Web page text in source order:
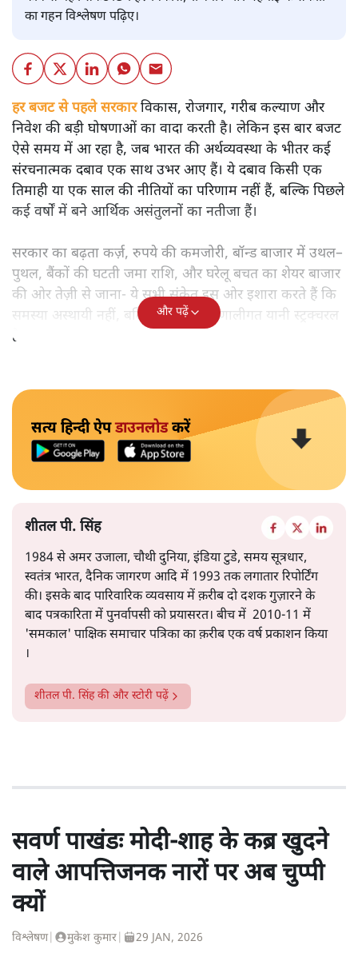
का गहन विश्लेषण पढ़िए।
हर बजट से पहले सरकारविकास, रोजगार, गरीब कल्याण और
निवेश की बड़ी घोषणाओं का वादा करती है। लेकिन इस बार बजट
ऐसे समय में आ रहा है, जब भारत की अर्थव्यवस्था के भीतर कई
संरचनात्मक दबाव एक साथ उभर आए हैं। ये दबाव किसी एक
तिमाही या एक साल की नीतियों का परिणाम नहीं हैं, बल्कि पिछले
कई वर्षों में बने आर्थिक असंतुलनों का नतीजा हैं।
सरकार का बढ़ता कर्ज़, रुपये की कमजोरी, बॉन्ड बाजार में उथल–
पुथल, बैंकों की घटती जमा राशि, और घरेलू बचत का शेयर बाजार
की ओर तेज़ी से जाना- ये सभी संकेत इस ओर इशारा करते हैं कि
समस्या अस्थायी नहीं, बल्कि गहरी और प्रणालीगत यानी स्ट्रक्चरल
है।
और पढ़ें
सत्य हिन्दी ऐपडाउनलोडकरें
शीतल पी. सिंह
1984 से अमर उजाला, चौथी दुनिया, इंडिया टुडे, समय सूत्रधार,
स्वतंत्र भारत, दैनिक जागरण आदि में 1993 तक लगातार रिपोर्टिंग
की। इसके बाद पारिवारिक व्यवसाय में क़रीब दो दशक गुज़ारने के
बाद पत्रकारिता में पुनर्वापसी को प्रयासरत। बीच में 2010-11 में
'समकाल' पाक्षिक समाचार पत्रिका का क़रीब एक वर्ष प्रकाशन किया
।
शीतल पी. सिंहकी और स्टोरी पढ़ें
सवर्ण पाखंडः मोदी-शाह के कब्र खुदने
वाले आपत्तिजनक नारों पर अब चुप्पी
क्यों
विश्लेषण| मुकेश कुमार 29 JAN, 2026